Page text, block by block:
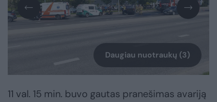
Daugiau nuotraukų (3)
11 val. 15 min. buvo gautas pranešimas avariją